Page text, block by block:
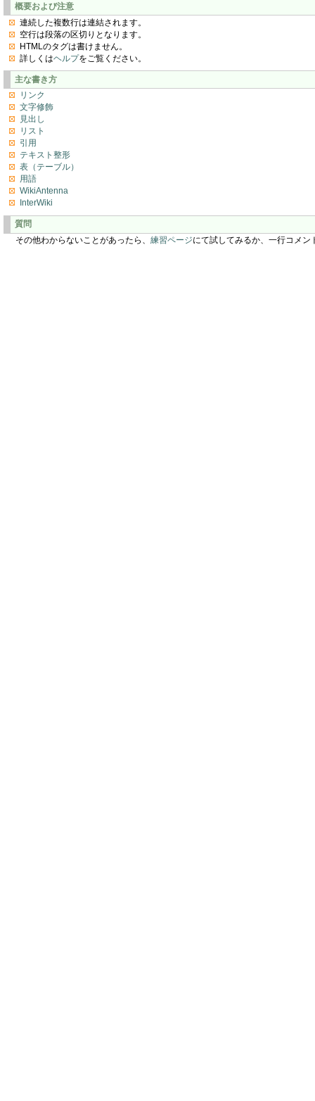
概要および注意
連続した複数行は連結されます。
空行は段落の区切りとなります。
HTMLのタグは書けません。
詳しくはヘルプをご覧ください。
主な書き方
リンク
文字修飾
見出し
リスト
引用
テキスト整形
表（テーブル）
用語
WikiAntenna
InterWiki
質問
その他わからないことがあったら、 練習ページにて試してみるか、一行コメン